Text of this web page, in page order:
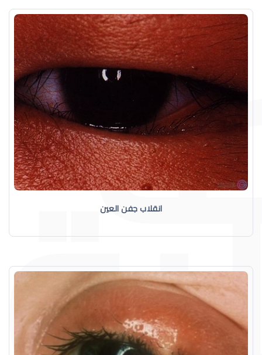
انقلاب جفن العين